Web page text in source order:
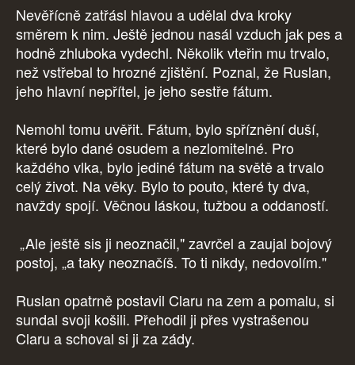
Nevěřícně zatřásl hlavou a udělal dva kroky
směrem k nim. Ještě jednou nasál vzduch jak pes a
hodně zhluboka vydechl. Několik vteřin mu trvalo,
než vstřebal to hrozné zjištění. Poznal, že Ruslan,
jeho hlavní nepřítel, je jeho sestře fátum.
Nemohl tomu uvěřit. Fátum, bylo spříznění duší,
které bylo dané osudem a nezlomitelné. Pro
každého vlka, bylo jediné fátum na světě a trvalo
celý život. Na věky. Bylo to pouto, které ty dva,
navždy spojí. Věčnou láskou, tužbou a oddaností.
„Ale ještě sis ji neoznačil," zavrčel a zaujal bojový
postoj, „a taky neoznačíš. To ti nikdy, nedovolím."
Ruslan opatrně postavil Claru na zem a pomalu, si
sundal svoji košili. Přehodil ji přes vystrašenou
Claru a schoval si ji za zády.